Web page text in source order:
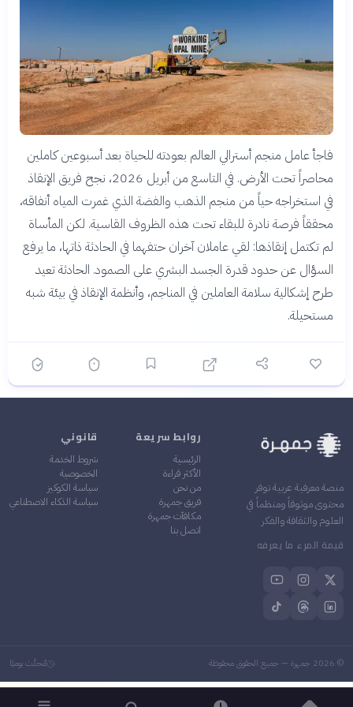
فاجأ عامل منجم أسترالي العالم بعودته للحياة بعد أسبوعين كاملين
محاصراً تحت الأرض. في التاسع من أبريل 2026، نجح فريق الإنقاذ
في استخراجه حياً من منجم الذهب والفضة الذي غمرت المياه أنفاقه،
محققاً فرصة نادرة للبقاء تحت هذه الظروف القاسية. لكن المأساة
لم تكتمل إنقاذها: لقي عاملان آخران حتفهما في الحادثة ذاتها، ما يرفع
السؤال عن حدود قدرة الجسد البشري على الصمود. الحادثة تعيد
طرح إشكالية سلامة العاملين في المناجم، وأنظمة الإنقاذ في بيئة شبه
مستحيلة.
منصة معرفية عربية توفر
محتوى موثوقاً ومنظماً في
العلوم والثقافة والفكر
قيمة المرء ما يعرفه
روابط سريعة
الرئيسية
الأكثر قراءة
من نحن
فريق جمهرة
مكافآت جمهرة
اتصل بنا
قانوني
شروط الخدمة
الخصوصية
سياسة الكوكيز
سياسة الذكاء الاصطناعي
©
2026 جمهرة — جميع الحقوق محفوظة مُحدَّث يوميًا